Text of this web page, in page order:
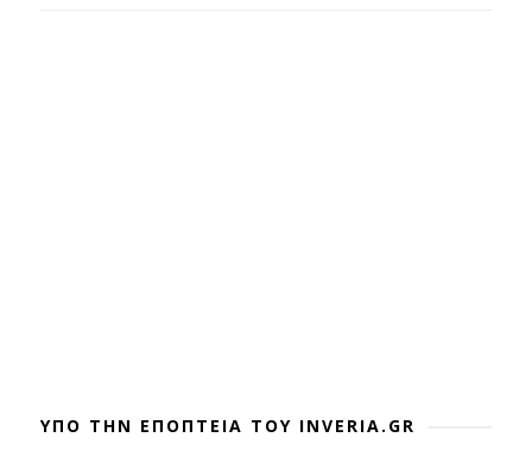
ΥΠΟ ΤΗΝ ΕΠΟΠΤΕΙΑ ΤΟΥ INVERIA.GR